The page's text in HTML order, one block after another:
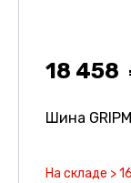
18 458
Шина
На складе >